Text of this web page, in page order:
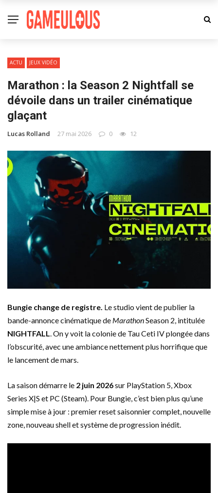
ACTU JEUX VIDÉO
Marathon : la Season 2 Nightfall se
dévoile dans un trailer cinématique
glaçant
Lucas Rolland 27 mai 2026 0 12
Bungie change de registre. Le studio vient de publier la
bande-annonce cinématique de MarathonSeason 2, intitulée
NIGHTFALL. On y voit la colonie de Tau Ceti IV plongée dans
l’obscurité, avec une ambiance nettement plus horrifique que
le lancement de mars.
La saison démarre le 2 juin 2026sur PlayStation 5, Xbox
Series X|S et PC (Steam). Pour Bungie, c’est bien plus qu’une
simple mise à jour : premier reset saisonnier complet, nouvelle
zone, nouveau shell et système de progression inédit.